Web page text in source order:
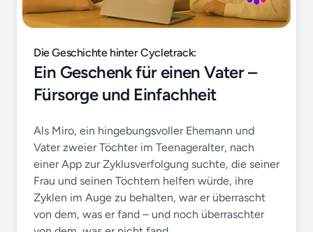
Die Geschichte hinter Cycletrack:
Ein Geschenk für einen Vater –
Fürsorge und Einfachheit
Als Miro, ein hingebungsvoller Ehemann und
Vater zweier Töchter im Teenageralter, nach
einer App zur Zyklusverfolgung suchte, die seiner
Frau und seinen Töchtern helfen würde, ihre
Zyklen im Auge zu behalten, war er überrascht
von dem, was er fand – und noch überraschter